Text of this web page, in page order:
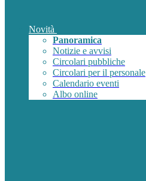
Novità
Panoramica
Notizie e avvisi
Circolari pubbliche
Circolari per il personale
Calendario eventi
Albo online